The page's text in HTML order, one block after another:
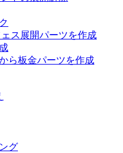
ス展開パーツを作成
ら板金パーツを作成
グ